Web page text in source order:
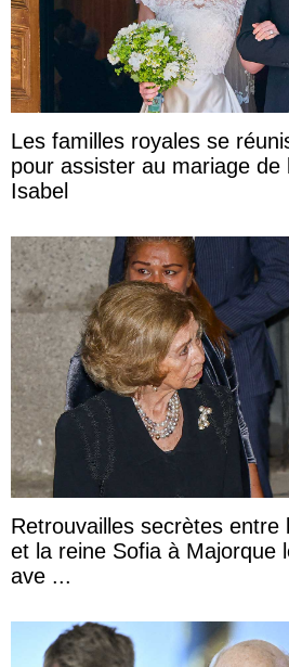
Les familles royales se
pour assister au mariage de
Isabel
Retrouvailles secrètes entre
et la reine Sofia à Majorque
ave ...